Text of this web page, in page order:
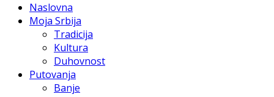
Naslovna
Moja Srbija
Tradicija
Kultura
Duhovnost
Putovanja
Banje